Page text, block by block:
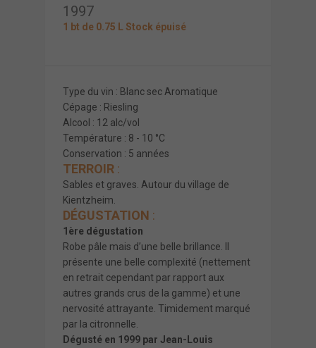
1997
1 bt de 0.75 L Stock épuisé
Type du vin : Blanc sec Aromatique
Cépage : Riesling
Alcool : 12 alc/vol
Température : 8 - 10 °C
Conservation : 5 années
TERROIR :
Sables et graves. Autour du village de
Kientzheim.
DÉGUSTATION :
1ère dégustation
Robe pâle mais d’une belle brillance. Il
présente une belle complexité (nettement
en retrait cependant par rapport aux
autres grands crus de la gamme) et une
nervosité attrayante. Timidement marqué
par la citronnelle.
Dégusté en 1999 par Jean-Louis